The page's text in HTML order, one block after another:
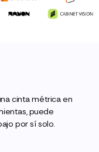
cinta métrica en
puede
por sí solo.